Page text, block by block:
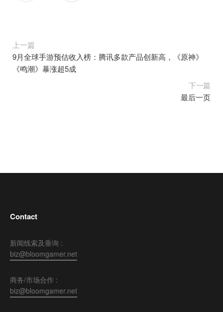
上一篇
9月全球手游预估收入榜：腾讯多款产品创新高，《原神》
《鸣潮》暴涨超5成
下一篇
最后一页
Contact
新闻线索及垂询 :
biz@bloomgamer.net
商务/市场合作 :
biz@bloomgamer.net